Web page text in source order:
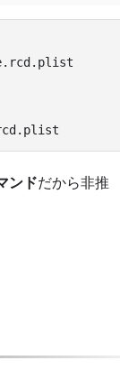
ンドだから非推